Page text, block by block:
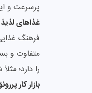
پرسرعت و
غذاهای
فرهنگ
متفاوت و
را دارد؛
بازار کار